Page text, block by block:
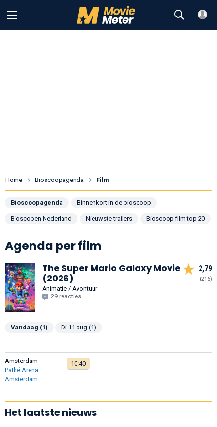
Home Bioscoopagenda Film
Bioscoopagenda Binnenkort in de bioscoop
Bioscopen Nederland Nieuwste trailers Bioscoop film top 20
Agenda per film
The Super Mario Galaxy Movie
(2026)
Animatie / Avontuur
29 reacties
2,79
(216)
Vandaag (1) Di 11 aug (1)
Amsterdam
Pathé Arena
Amsterdam
10:40
Het laatste nieuws